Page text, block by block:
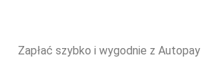
Zapłać szybko i wygodnie z Autopay